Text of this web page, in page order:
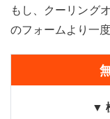
もし、クーリング
のフォームより一
▼